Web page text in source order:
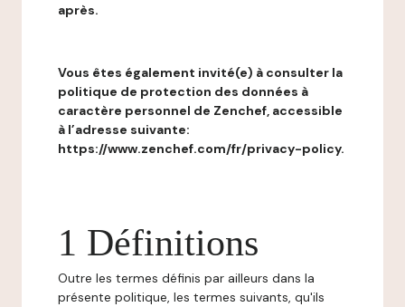
après.
Vous êtes également invité(e) à consulter la
politique de protection des données à
caractère personnel de Zenchef, accessible
à l’adresse suivante:
https://www.zenchef.com/fr/privacy-policy.
1 Définitions
Outre les termes définis par ailleurs dans la
présente politique, les termes suivants, qu'ils